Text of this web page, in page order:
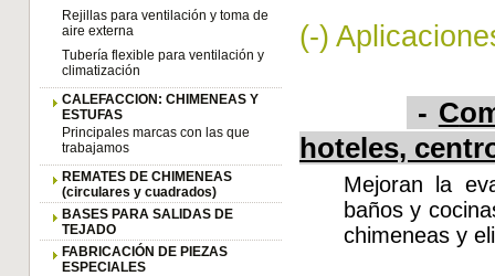
Rejillas para ventilación y toma de
aire externa
Tubería flexible para ventilación y
climatización
CALEFACCION: CHIMENEAS Y
ESTUFAS
Principales marcas con las que
trabajamos
REMATES DE CHIMENEAS
(circulares y cuadrados)
BASES PARA SALIDAS DE
TEJADO
FABRICACIÓN DE PIEZAS
ESPECIALES
(-)
- Co
hoteles,
Mejoran la
baños y
chimeneas y